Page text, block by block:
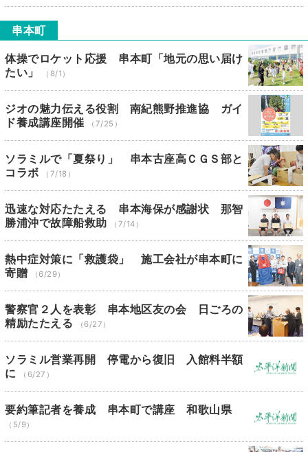
串本町
体操でロケット応援 串本町「地元の思い届け
たい」
（8/1）
ジオの魅力伝える役割 南紀熊野推進協 ガイ
ド養成講座開催
（7/25）
ソラミルで「夏祭り」 串本古座高ＣＧＳ部と
コラボ
（7/18）
迅速な対応たたえる 串本海保が感謝状 那智
勝浦沖で故障船救助
（7/14）
熱中症対策に「救護袋」 施工会社が串本町に
寄贈
（6/29）
警察官２人を表彰 串本地区友の会 日ごろの
精励たたえる
（6/27）
ソラミル営業再開 停電から復旧 入館料半額
に
（6/27）
要約筆記者を養成 串本町で講座 和歌山県
（5/9）